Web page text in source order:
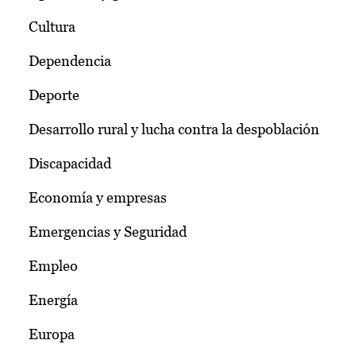
Cultura
Dependencia
Deporte
Desarrollo rural y lucha contra la despoblación
Discapacidad
Economía y empresas
Emergencias y Seguridad
Empleo
Energía
Europa